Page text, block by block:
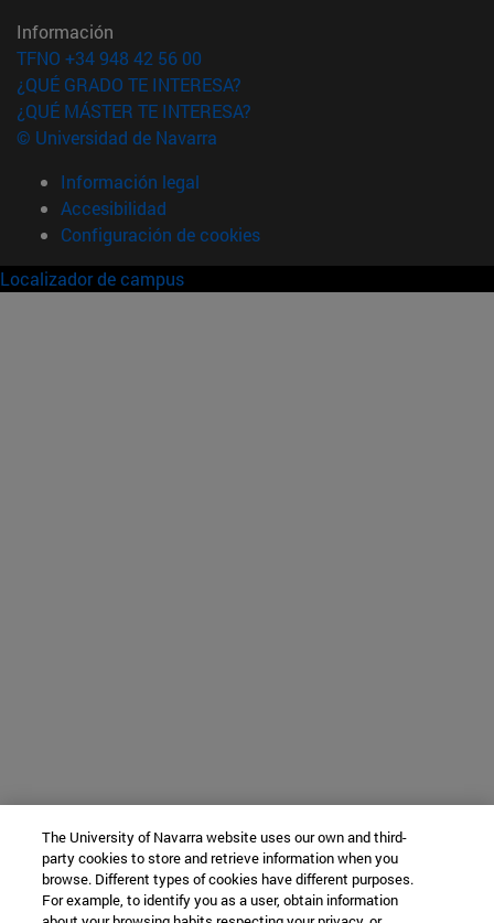
Información
TFNO +34 948 42 56 00
¿QUÉ GRADO TE INTERESA?
¿QUÉ MÁSTER TE INTERESA?
© Universidad de Navarra
Información legal
Accesibilidad
Configuración de cookies
Localizador de campus
The University of Navarra website uses our own and third-
party cookies to store and retrieve information when you
browse. Different types of cookies have different purposes.
For example, to identify you as a user, obtain information